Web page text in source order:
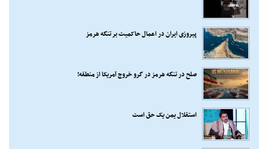
پیروزی ایران در اعمال حاکمیت بر تنگه هرمز
صلح در تنگه هرمز در گرو خروج آمریکا از منطقه!
استقلال یمن یک حق است